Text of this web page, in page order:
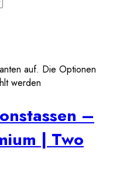
auf. Die Optionen
werden
–
| Two